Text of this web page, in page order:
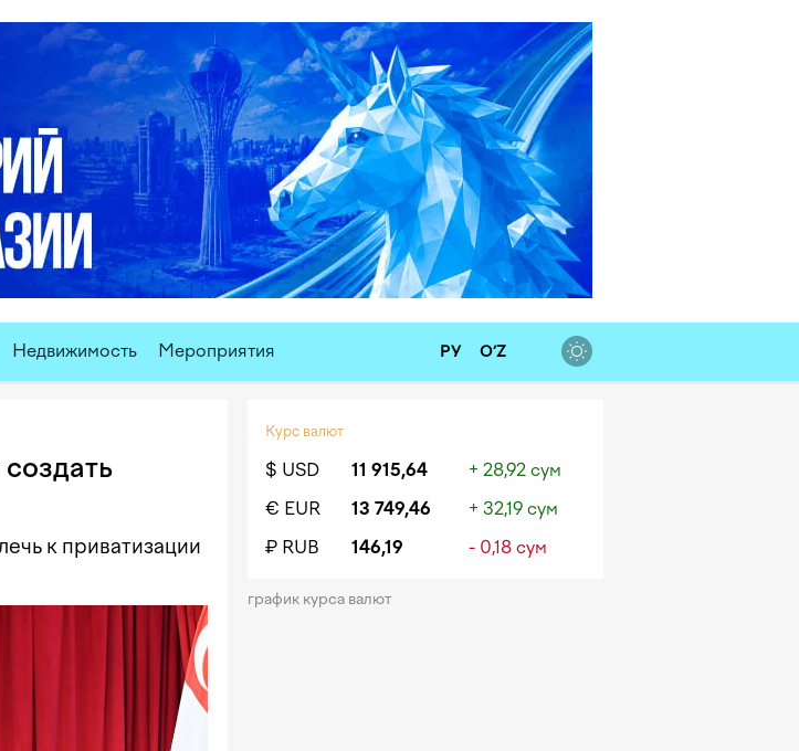
Недвижимость Мероприятия РУ O‘Z
к приватизации
Курс валют
$ USD 11 915,64
+ 28,92 сум
€ EUR
13 749,46
+ 32,19 сум
₽ RUB
146,19 - 0,18 сум
график курса валют